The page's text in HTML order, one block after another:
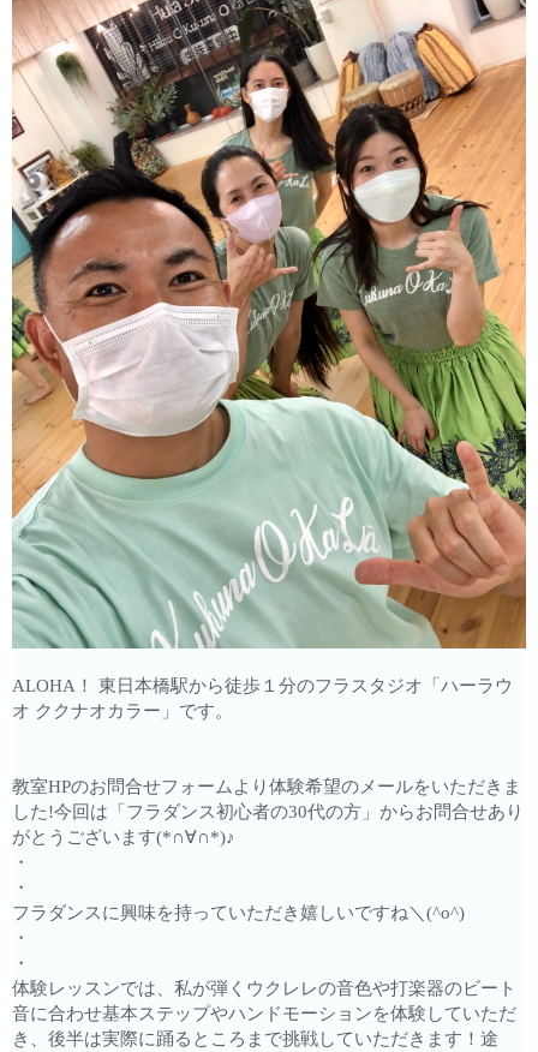
ALOHA！ 東日本橋駅から徒歩１分のフラスタジオ「ハーラウ
オ ククナオカラー」です。
教室HPのお問合せフォームより体験希望のメールをいただきま
した!今回は「フラダンス初心者の30代の方」からお問合せあり
がとうございます(*∩∀∩*)♪
・
・
フラダンスに興味を持っていただき嬉しいですね＼(^o^)
・
・
体験レッスンでは、私が弾くウクレレの音色や打楽器のビート
音に合わせ基本ステップやハンドモーションを体験していただ
き、後半は実際に踊るところまで挑戦していただきます！途